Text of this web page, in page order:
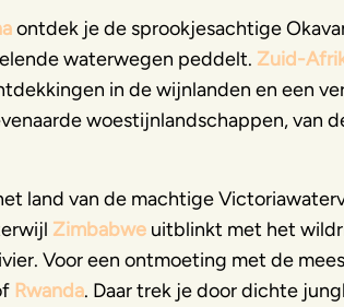
ontdek je de sprookjesachtige
waterwegen peddelt. Zuid-
in de wijnlanden en een
woestijnlandschappen, van
land van de machtige
Zimbabwe uitblinkt met het
Voor een ontmoeting met de
Rwanda. Daar trek je door dichte